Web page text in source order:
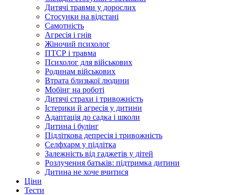
Дитячі травми у дорослих
Стосунки на відстані
Самотність
Агресія і гнів
Жіночий психолог
ПТСР і травма
Психолог для військових
Родинам військових
Втрата близької людини
Мобінг на роботі
Дитячі страхи і тривожність
Істерики й агресія у дитини
Адаптація до садка і школи
Дитина і булінг
Підліткова депресія і тривожність
Селфхарм у підлітка
Залежність від гаджетів у дітей
Розлучення батьків: підтримка дитини
Дитина не хоче вчитися
Ціни
Тести